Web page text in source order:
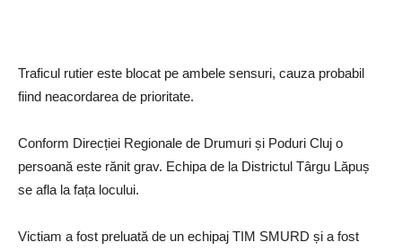
Traficul rutier este blocat pe ambele sensuri, cauza probabil
fiind neacordarea de prioritate.
Conform Direcției Regionale de Drumuri și Poduri Cluj o
persoană este rănit grav. Echipa de la Districtul Târgu Lăpuș
se afla la fața locului.
Victiam a fost preluată de un echipaj TIM SMURD și a fost